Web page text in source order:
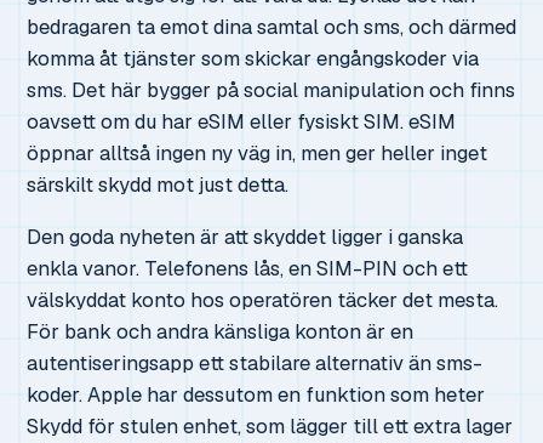
bedragaren ta emot dina samtal och sms, och därmed
komma åt tjänster som skickar engångskoder via
sms. Det här bygger på social manipulation och finns
oavsett om du har eSIM eller fysiskt SIM. eSIM
öppnar alltså ingen ny väg in, men ger heller inget
särskilt skydd mot just detta.
Den goda nyheten är att skyddet ligger i ganska
enkla vanor. Telefonens lås, en SIM-PIN och ett
välskyddat konto hos operatören täcker det mesta.
För bank och andra känsliga konton är en
autentiseringsapp ett stabilare alternativ än sms-
koder. Apple har dessutom en funktion som heter
Skydd för stulen enhet, som lägger till ett extra lager